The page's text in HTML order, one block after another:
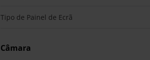
Tipo de Painel de Ecrã
Câmara